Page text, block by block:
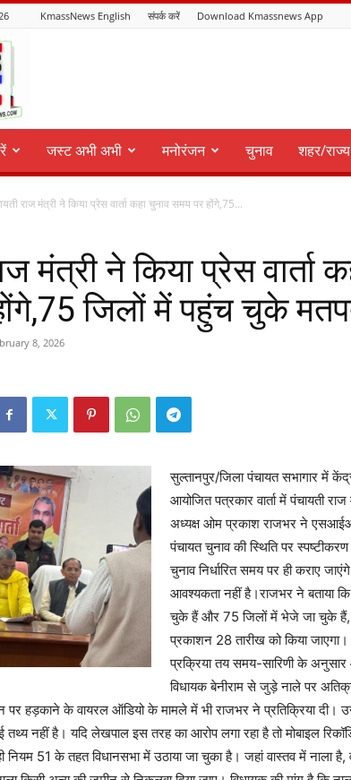
KmassNews English संपर्क करें Download Kmassnews App
जस्ट अभी अभी मनोरंजन चुनाव शहर/राज्य
राज मंत्री ने किया प्रेस वार्ता कहा चुनाव समय पर होंगे,75...
मंत्री ने किया प्रेस वार्ता
जिलों में पहुंच चुके
8, 2026
सुल्तानपुर/जिला पंचायत सभागार में
आयोजित पत्रकार वार्ता में पंचायती
अध्यक्ष ओम प्रकाश राजभर ने
पंचायत चुनाव की स्थिति पर
चुनाव निर्धारित समय पर ही कराए
आवश्यकता नहीं है।राजभर ने बताया
चुके हैं और 75 जिलों में भेजे जा चुके हैं,
प्रकाशन 28 तारीख को किया जाएगा।
प्रक्रिया तय समय-सारिणी के
विधायक बेनीराम से जुड़े नाले पर
हड़काने के वायरल ऑडियो के मामले में भी राजभर ने प्रतिक्रिया दी।
नहीं है। यदि लेखपाल इस तरह का आरोप लगा रहा है तो मोबाइल
नियम 51 के तहत विधानसभा में उठाया जा चुका है। जहां वास्तव में नाला है,